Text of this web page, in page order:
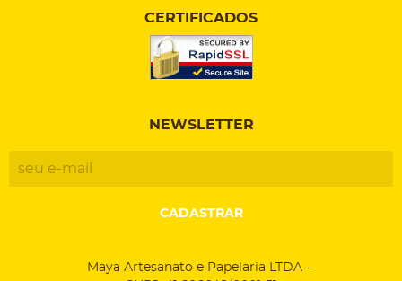
CERTIFICADOS
NEWSLETTER
CADASTRAR
Maya Artesanato e Papelaria LTDA